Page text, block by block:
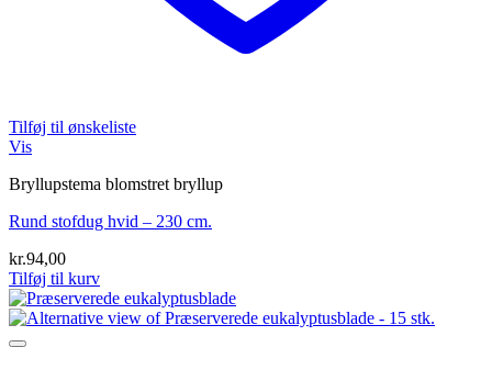
Tilføj til ønskeliste
Vis
Bryllupstema blomstret bryllup
Rund stofdug hvid – 230 cm.
kr.94,00
Tilføj til kurv